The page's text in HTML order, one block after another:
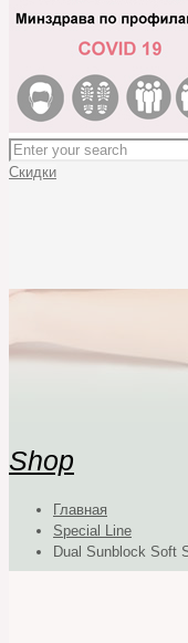
Скидки
Shop
Главная
Special Line
Dual Sunblock Soft